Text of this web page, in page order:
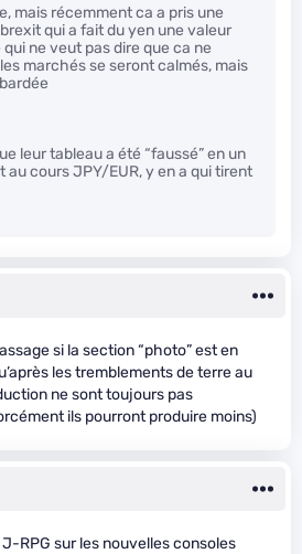
mais récemment ca a pris une
qui a fait du yen une valeur
qui ne veut pas dire que ca ne
marchés se seront calmés, mais
leur tableau a été “faussé” en un
au cours JPY/EUR, y en a qui tirent
si la section “photo” est en
les tremblements de terre au
ne sont toujours pas
ils pourront produire moins)
RPG sur les nouvelles consoles